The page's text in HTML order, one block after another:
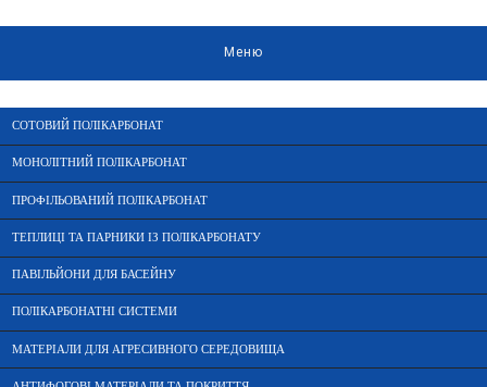
Меню
СОТОВИЙ ПОЛІКАРБОНАТ
МОНОЛІТНИЙ ПОЛІКАРБОНАТ
ПРОФІЛЬОВАНИЙ ПОЛІКАРБОНАТ
ТЕПЛИЦІ ТА ПАРНИКИ ІЗ ПОЛІКАРБОНАТУ
ПАВІЛЬЙОНИ ДЛЯ БАСЕЙНУ
ПОЛІКАРБОНАТНІ СИСТЕМИ
МАТЕРІАЛИ ДЛЯ АГРЕСИВНОГО СЕРЕДОВИЩА